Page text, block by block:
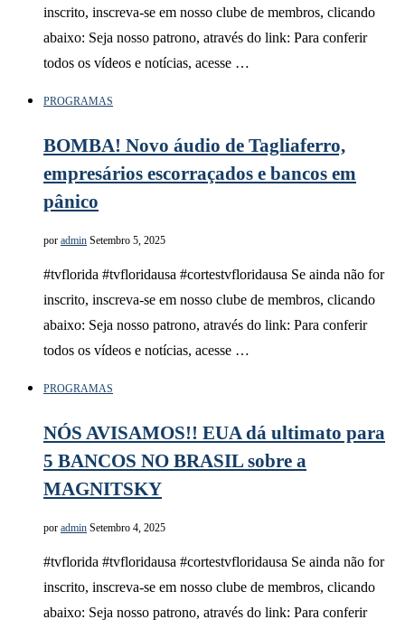
inscrito, inscreva-se em nosso clube de membros, clicando
abaixo: Seja nosso patrono, através do link: Para conferir
todos os vídeos e notícias, acesse …
PROGRAMAS
BOMBA! Novo áudio de Tagliaferro,
empresários escorraçados e bancos em
pânico
por admin Setembro 5, 2025
#tvflorida #tvfloridausa #cortestvfloridausa Se ainda não for
inscrito, inscreva-se em nosso clube de membros, clicando
abaixo: Seja nosso patrono, através do link: Para conferir
todos os vídeos e notícias, acesse …
PROGRAMAS
NÓS AVISAMOS!! EUA dá ultimato para
5 BANCOS NO BRASIL sobre a
MAGNITSKY
por admin Setembro 4, 2025
#tvflorida #tvfloridausa #cortestvfloridausa Se ainda não for
inscrito, inscreva-se em nosso clube de membros, clicando
abaixo: Seja nosso patrono, através do link: Para conferir